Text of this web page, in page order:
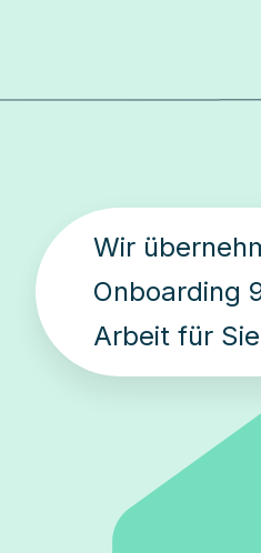
Wir
Onboarding
Arbeit für